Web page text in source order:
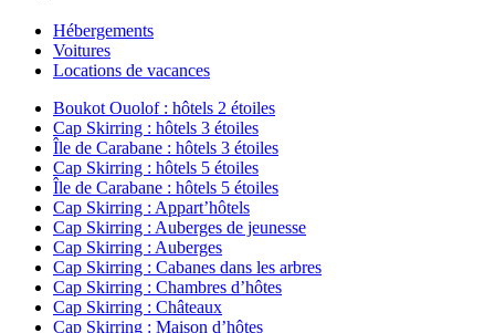
Hébergements
Voitures
Locations de vacances
Boukot Ouolof : hôtels 2 étoiles
Cap Skirring : hôtels 3 étoiles
Île de Carabane : hôtels 3 étoiles
Cap Skirring : hôtels 5 étoiles
Île de Carabane : hôtels 5 étoiles
Cap Skirring : Appart’hôtels
Cap Skirring : Auberges de jeunesse
Cap Skirring : Auberges
Cap Skirring : Cabanes dans les arbres
Cap Skirring : Chambres d’hôtes
Cap Skirring : Châteaux
Cap Skirring : Maison d’hôtes